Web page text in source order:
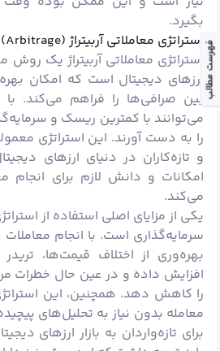
بگیرد.
استراتژی معاملاتی آربیتراژ (Arbitrage)
استراتژی معاملاتی آربیتراژ یک روش
ارزهای دیجیتال است که امکان
بین صرافی‌ها را فراهم می‌کند.
می‌توانند با کمترین ریسک و
را به دست آورند. این استراتژی
و تازه‌کاران در دنیای ارزهای
امکانات و دانش لازم برای انجام
می‌کند.
یکی از مزایای اصلی استفاده از
سرمایه‌گذاری است. با انجام
بهره‌وری از اختلاف قیمت‌ها،
افزایش داده و در عین حال خطرات
را کاهش دهد. همچنین، این
معامله بدون نیاز به تحلیل‌های
برای تازه‌واردان به بازار ارزهای
فهرست مطالب